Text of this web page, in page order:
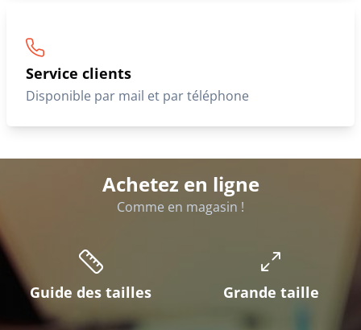
Service clients
Disponible par mail et par téléphone
Achetez en ligne
Comme en magasin !
Guide des tailles Grande taille